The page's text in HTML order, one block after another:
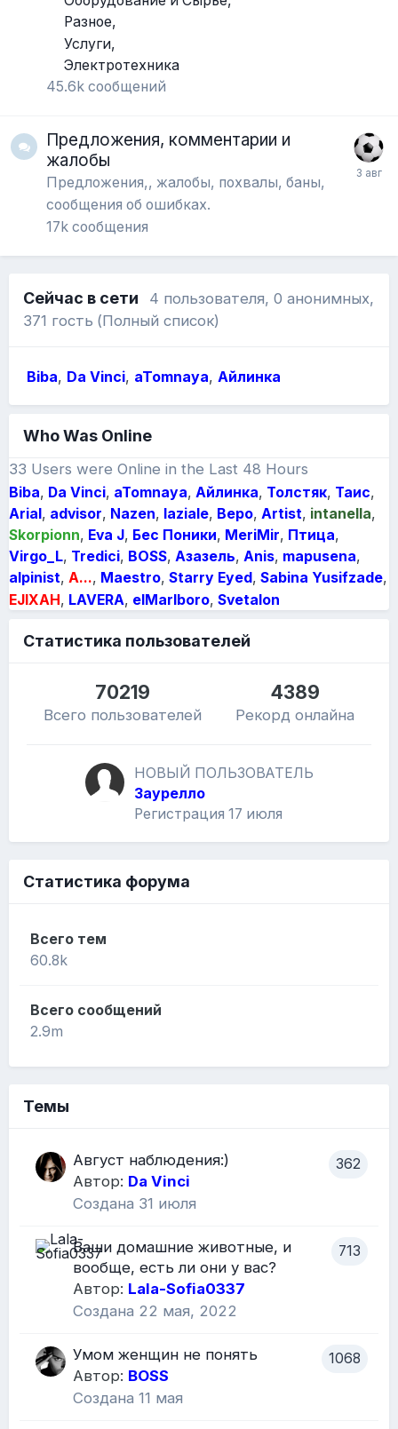
Разное
Услуги
Электротехника
45.6k сообщений
Предложения, комментарии и
жалобы
Предложения,, жалобы, похвалы, баны,
сообщения об ошибках.
17k сообщения
Сейчас в сети 4 пользователя, 0 анонимных,
371 гость (Полный список)
Biba Da Vinci aTomnaya Айлинка
Who Was Online
33 Users were Online in the Last 48 Hours
Biba Da Vinci aTomnaya Айлинка Толстяк Таис
Arial advisor Nazen laziale Веро Artist intanella
Skorpionn Eva J Бес Поники MeriMir Птица
Virgo_L Tredici BOSS Азазeль Anis mapusena
alpinist A... Maestro Starry Eyed
Sabina Yusifzade
EJIXAH LAVERA elMarlboro Svetalon
Статистика пользователей
70219
Всего пользователей
4389
Рекорд онлайна
НОВЫЙ ПОЛЬЗОВАТЕЛЬ
Заурелло
Регистрация 17 июля
Статистика форума
Всего тем
60.8k
Всего сообщений
2.9m
Темы
362
Август наблюдения:)
Автор: Da Vinci
Создана 31 июля
713
Ваши домашние животные, и
вообще, есть ли они у вас?
Автор: Lala-Sofia0337
Создана 22 мая, 2022
1068
Умом женщин не понять
Автор: BOSS
Создана 11 мая